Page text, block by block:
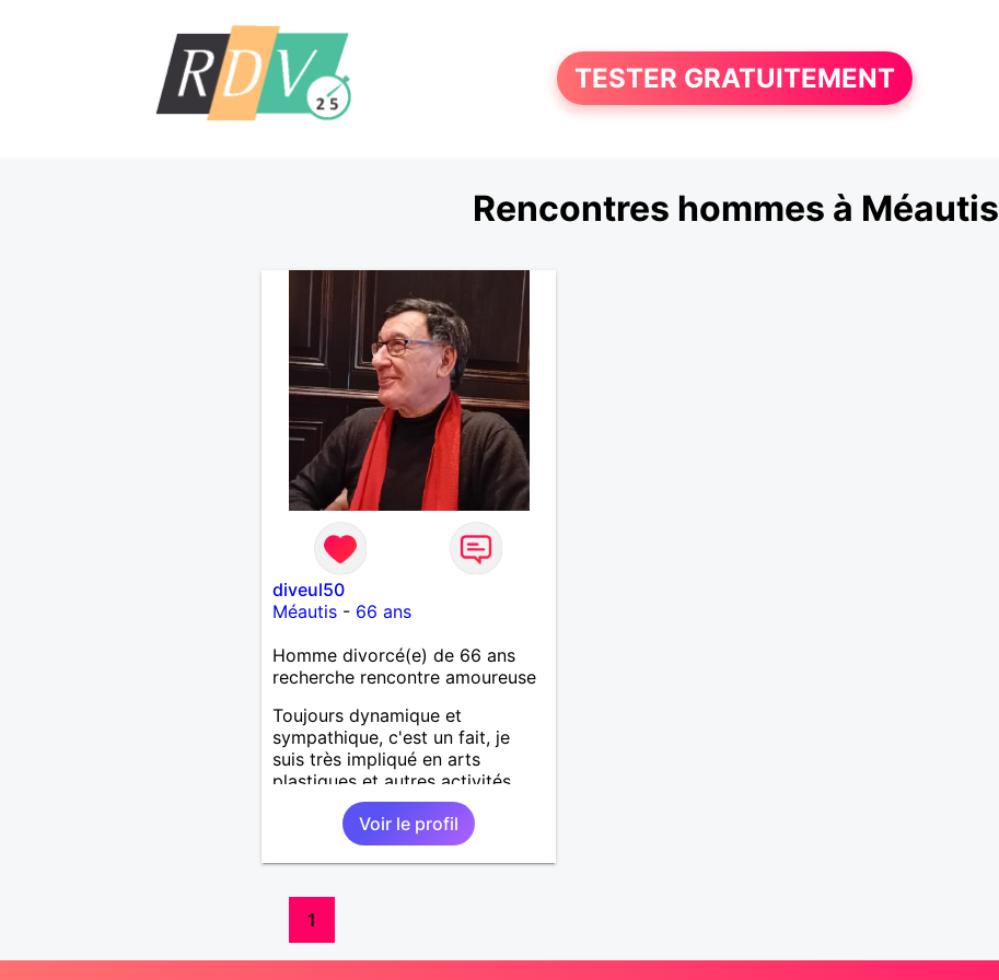
TESTER GRATUITEMENT
Rencontres hommes à Méautis
diveul50
Méautis- 66 ans
Homme divorcé(e) de 66 ans
recherche rencontre amoureuse
Toujours dynamique et
sympathique, c'est un fait, je
suis très impliqué en arts
plastiques et autres activités
physiques et de loisirs. Grand
lecteur et auteur, aussi, et
appréciant tout simplement l'art
de vivre et de partager
Voir le profil
1